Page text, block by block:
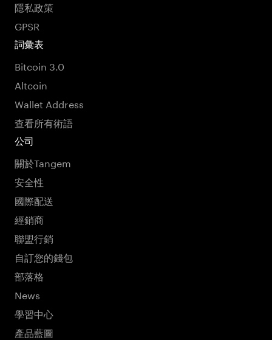
隱私政策
GPSR
詞彙表
Bitcoin 3.0
Altcoin
Wallet Address
查看所有術語
公司
關於Tangem
安全性
國際配送
經銷商
聯盟行銷
自訂您的錢包
部落格
News
學習中心
產品藍圖